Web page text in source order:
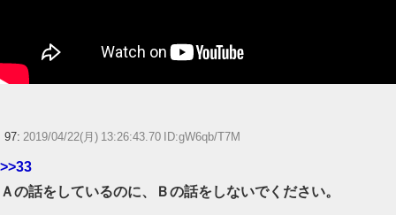
97: 2019/04/22(月) 13:26:43.70 ID:gW6qb/T7M
>>33
Ａの話をしているのに、Ｂの話をしないでください。